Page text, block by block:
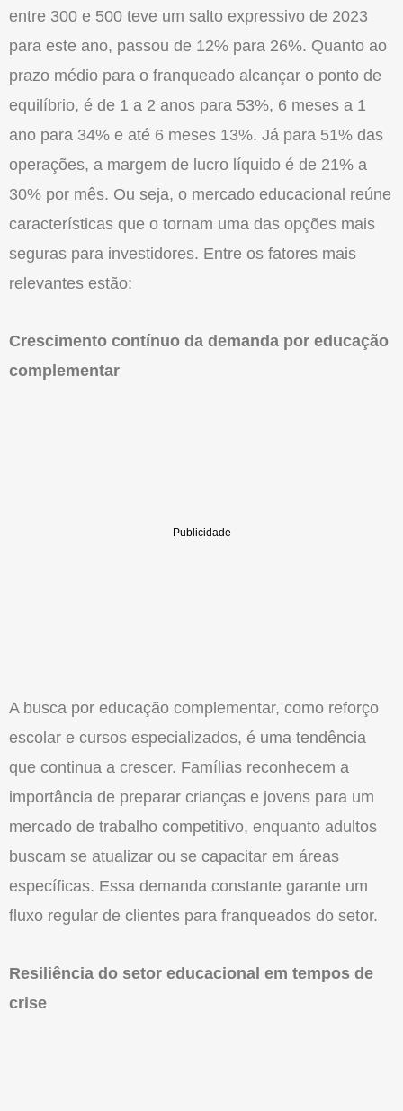
entre 300 e 500 teve um salto expressivo de 2023
para este ano, passou de 12% para 26%. Quanto ao
prazo médio para o franqueado alcançar o ponto de
equilíbrio, é de 1 a 2 anos para 53%, 6 meses a 1
ano para 34% e até 6 meses 13%. Já para 51% das
operações, a margem de lucro líquido é de 21% a
30% por mês. Ou seja, o mercado educacional reúne
características que o tornam uma das opções mais
seguras para investidores. Entre os fatores mais
relevantes estão:
Crescimento contínuo da demanda por educação
complementar
A busca por educação complementar, como reforço
escolar e cursos especializados, é uma tendência
que continua a crescer. Famílias reconhecem a
importância de preparar crianças e jovens para um
mercado de trabalho competitivo, enquanto adultos
buscam se atualizar ou se capacitar em áreas
específicas. Essa demanda constante garante um
fluxo regular de clientes para franqueados do setor.
Resiliência do setor educacional em tempos de
crise